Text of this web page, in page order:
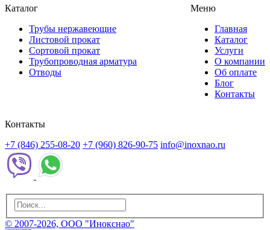
Каталог
Трубы нержавеющие
Листовой прокат
Сортовой прокат
Трубопроводная арматура
Отводы
Меню
Главная
Каталог
Услуги
О компании
Об оплате
Блог
Контакты
Контакты
+7 (846) 255-08-20 +7 (960) 826-90-75 info@inoxnao.ru
© 2007-2026, ООО "Инокснао"